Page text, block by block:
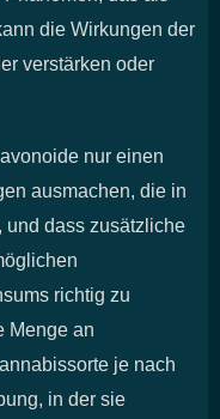
die Wirkungen der
verstärken oder
nur einen
ausmachen, die in
und dass zusätzliche
richtig zu
Menge an
je nach
in der sie